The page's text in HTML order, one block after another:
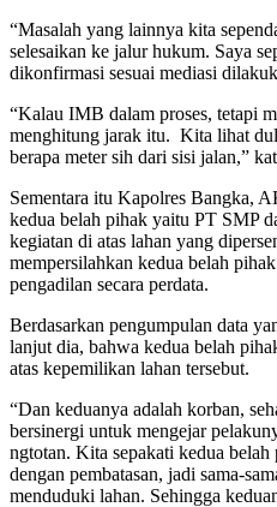
“Masalah yang lainnya kita
selesaikan ke jalur hukum. Saya
dikonfirmasi sesuai mediasi
“Kalau IMB dalam proses, tetapi
menghitung jarak itu. Kita lihat
berapa meter sih dari sisi jalan,”
Sementara itu Kapolres Bangka,
kedua belah pihak yaitu PT SMP
kegiatan di atas lahan yang
mempersilahkan kedua belah
pengadilan secara perdata.
Berdasarkan pengumpulan data
lanjut dia, bahwa kedua belah
atas kepemilikan lahan tersebut.
“Dan keduanya adalah korban,
bersinergi untuk mengejar
ngtotan. Kita sepakati kedua
dengan pembatasan, jadi sama-
menduduki lahan. Sehingga